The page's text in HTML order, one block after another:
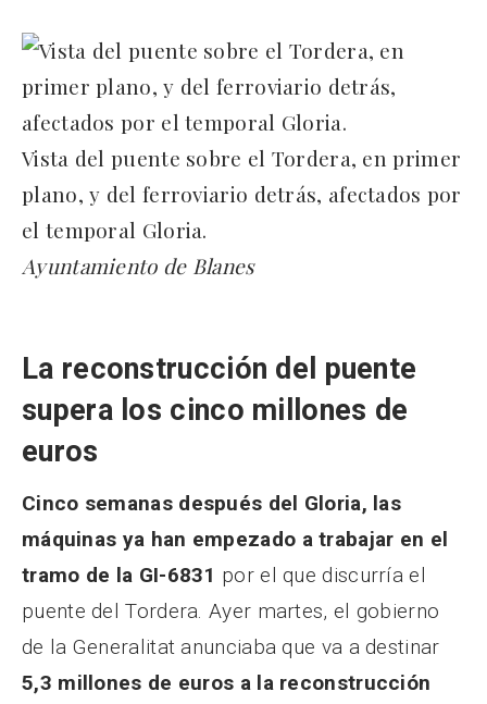
Vista del puente sobre el Tordera, en primer
plano, y del ferroviario detrás, afectados por
el temporal Gloria.
Ayuntamiento de Blanes
La reconstrucción del puente
supera los cinco millones de
euros
Cinco semanas después del Gloria, las
máquinas ya han empezado a trabajar en el
tramo de la GI-6831 por el que discurría el
puente del Tordera. Ayer martes, el gobierno
de la Generalitat anunciaba que va a destinar
5,3 millones de euros a la reconstrucción